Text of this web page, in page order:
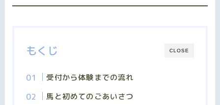
CLOSE
もくじ
受付から体験までの流れ
馬と初めてのごあいさつ